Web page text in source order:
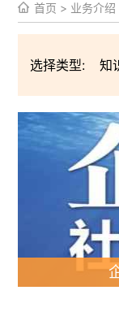
首页 > 业务介绍
选择类型:
知
信
质
环
服
隐
企